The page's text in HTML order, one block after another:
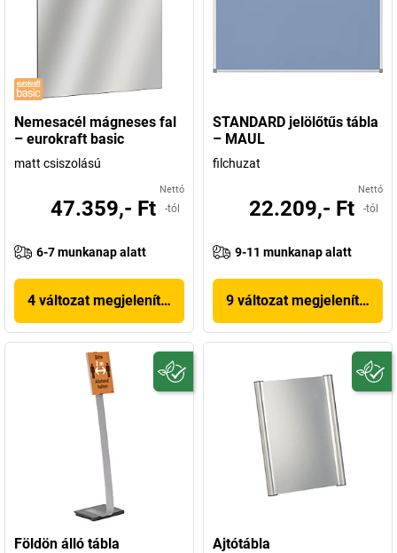
Nemesacél mágneses fal
– eurokraft basic
matt csiszolású
Nettó
47.359,- Ft -tól
6-7 munkanap alatt
4 változat megjelenítése
STANDARD jelölőtűs tábla
– MAUL
filchuzat
Nettó
22.209,- Ft -tól
9-11 munkanap alatt
9 változat megjelenítése
Földön álló tábla
Ajtótábla